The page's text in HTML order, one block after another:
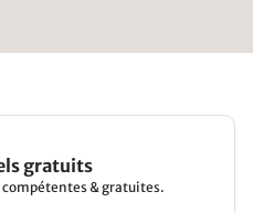
gratuits
compétentes & gratuites.